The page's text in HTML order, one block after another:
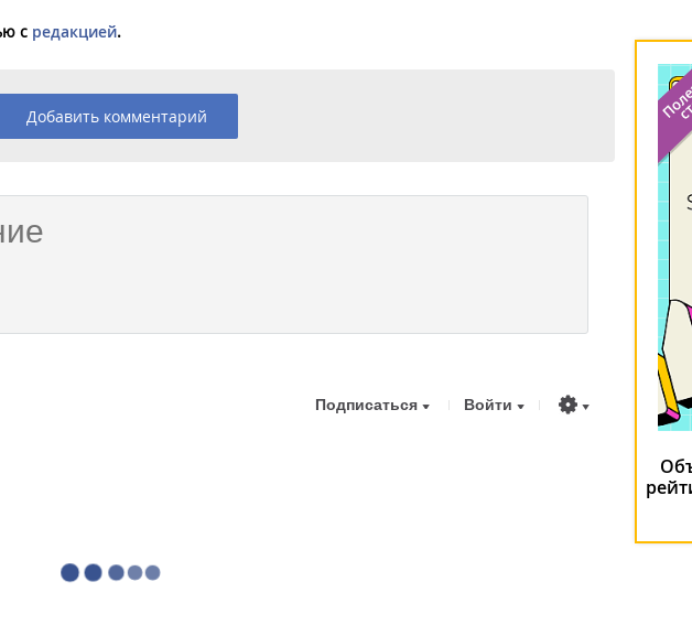
с редакцией.
Добавить комментарий
Подписаться Войти